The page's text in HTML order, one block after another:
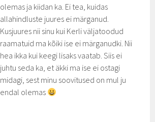
olemas ja kiidan ka. Ei tea, kuidas
allahindluste juures ei märganud.
Kusjuures nii sinu kui Kerli väljatoodud
raamatuid ma kõiki ise ei märganudki. Nii
hea ikka kui keegi lisaks vaatab. Siis ei
juhtu seda ka, et äkki ma ise ei ostagi
midagi, sest minu soovitused on mul ju
endal olemas